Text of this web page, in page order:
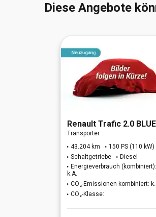
Diese Angebote
Renault Trafic 2.0 BLUE dCi 150 L1H1 3,0t Komfort
Transporter
43.204 km
150 PS (110 kW)
Schaltgetriebe
Diesel
Energieverbrauch (kombiniert):
k.A.
CO₂-Emissionen kombiniert:
CO₂-Klasse: